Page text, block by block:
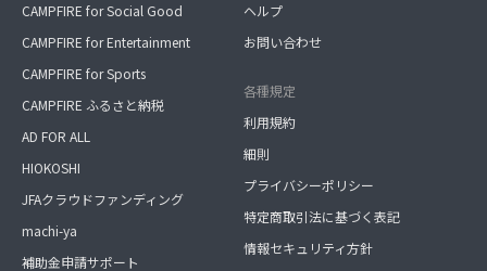
CAMPFIRE for Social Good
CAMPFIRE for Entertainment
CAMPFIRE for Sports
CAMPFIRE ふるさと納税
AD FOR ALL
HIOKOSHI
JFAクラウドファンディング
machi-ya
補助金申請サポート
ヘルプ
お問い合わせ
各種規定
利用規約
細則
プライバシーポリシー
特定商取引法に基づく表記
情報セキュリティ方針